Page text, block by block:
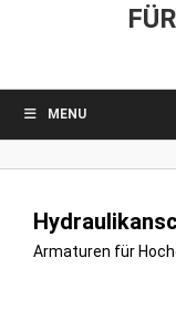
MENU
Armaturen für